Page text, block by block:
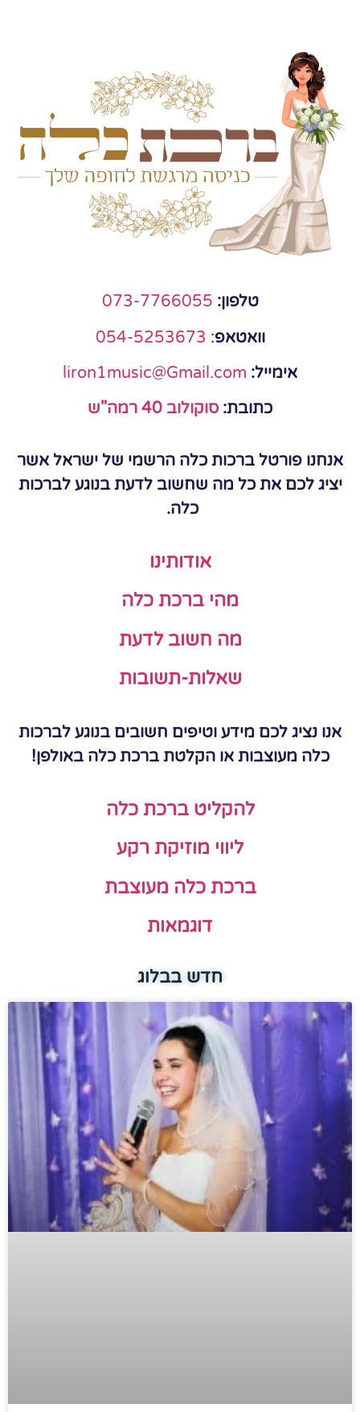
טלפון: 073-7766055
וואטאפ:
054-5253673
אימייל: liron1music@Gmail.com
כתובת: סוקולוב 40 רמה"ש
אנחנו פורטל ברכות כלה הרשמי של ישראל אשר
יציג לכם את כל מה שחשוב לדעת בנוגע לברכות
כלה.
אודותינו
מהי ברכת כלה
מה חשוב לדעת
שאלות-תשובות
אנו נציג לכם מידע וטיפים חשובים בנוגע לברכות
כלה מעוצבות או הקלטת ברכת כלה באולפן!
להקליט ברכת כלה
ליווי מוזיקת רקע
ברכת כלה מעוצבת
דוגמאות
חדש בבלוג